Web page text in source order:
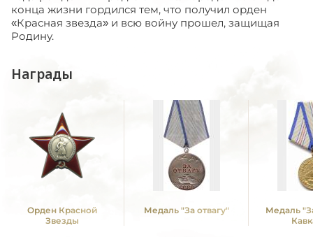
конца жизни гордился тем, что получил орден
«Красная звезда» и всю войну прошел, защищая
Родину.
Награды
Орден Красной
Звезды
Медаль "За отвагу"
Медаль